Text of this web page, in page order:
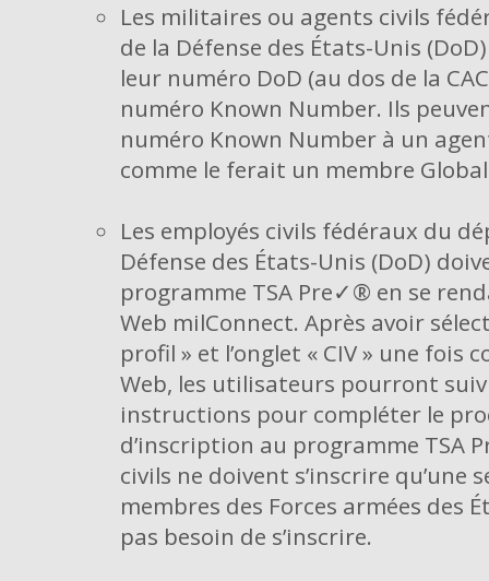
Les militaires ou agents civils
de la Défense des États-Unis
leur numéro DoD (au dos de la
numéro Known Number. Ils
numéro Known Number à un
comme le ferait un membre
Les employés civils fédéraux du
Défense des États-Unis (DoD)
programme TSA Pre✓® en se
Web milConnect. Après avoir
profil » et l’onglet « CIV » une fois
Web, les utilisateurs pourront
instructions pour compléter le
d’inscription au programme TSA
civils ne doivent s’inscrire qu’une
membres des Forces armées des
pas besoin de s’inscrire.